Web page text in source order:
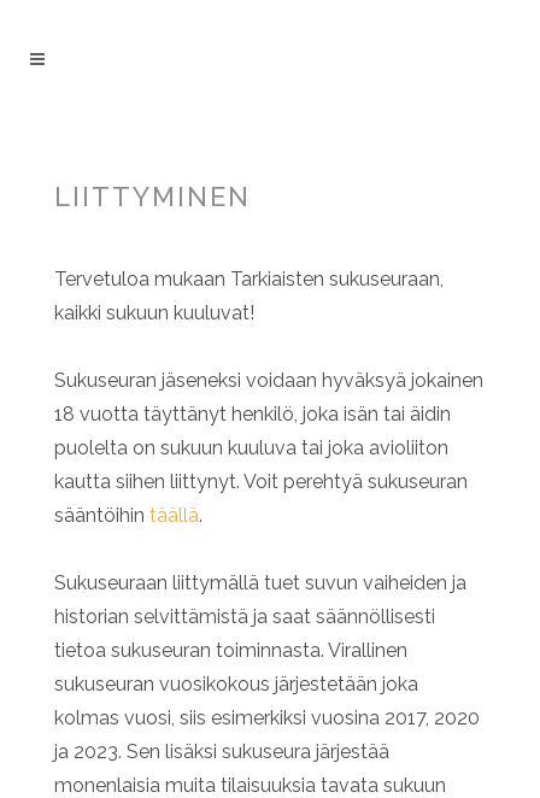
LIITTYMINEN
Tervetuloa mukaan Tarkiaisten sukuseuraan,
kaikki sukuun kuuluvat!
Sukuseuran jäseneksi voidaan hyväksyä jokainen
18 vuotta täyttänyt henkilö, joka isän tai äidin
puolelta on sukuun kuuluva tai joka avioliiton
kautta siihen liittynyt. Voit perehtyä sukuseuran
sääntöihin täällä.
Sukuseuraan liittymällä tuet suvun vaiheiden ja
historian selvittämistä ja saat säännöllisesti
tietoa sukuseuran toiminnasta. Virallinen
sukuseuran vuosikokous järjestetään joka
kolmas vuosi, siis esimerkiksi vuosina 2017, 2020
ja 2023. Sen lisäksi sukuseura järjestää
monenlaisia muita tilaisuuksia tavata sukuun